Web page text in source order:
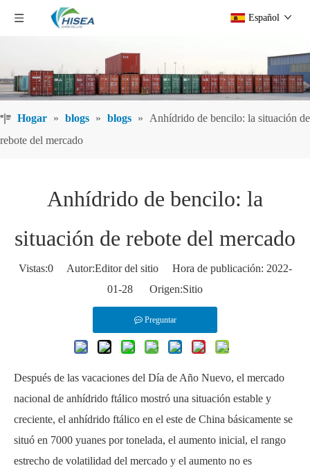
Español
Hogar » blogs » blogs »
Anhídrido de bencilo: la situación de
rebote del mercado
Anhídrido de bencilo: la
situación de rebote del mercado
Vistas:0Autor:Editor del sitio Hora de publicación: 2022-
01-28 Origen:Sitio
Preguntar
Después de las vacaciones del Día de Año Nuevo, el mercado
nacional de anhídrido ftálico mostró una situación estable y
creciente, el anhídrido ftálico en el este de China básicamente se
situó en 7000 yuanes por tonelada, el aumento inicial, el rango
estrecho de volatilidad del mercado y el aumento no es